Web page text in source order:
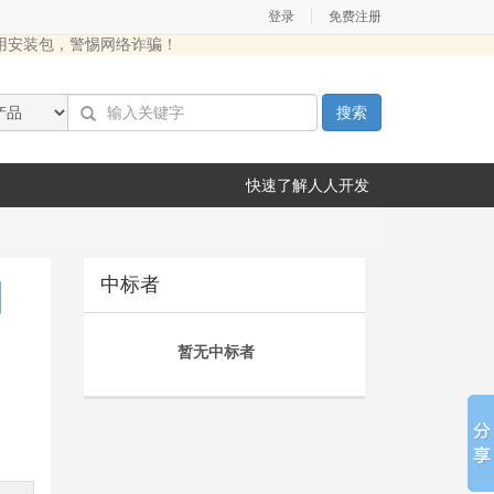
登录 免费注册
装包，警惕网络诈骗！
搜索
快速了解人人开发
中标者
暂无中标者